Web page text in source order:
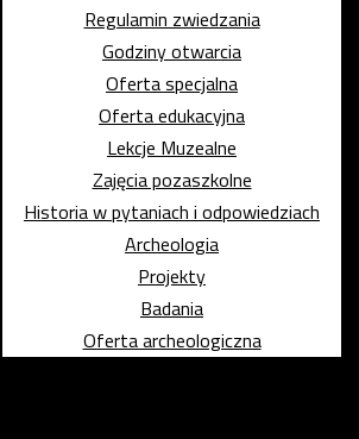
Regulamin zwiedzania
Godziny otwarcia
Oferta specjalna
Oferta edukacyjna
Lekcje Muzealne
Zajęcia pozaszkolne
Historia w pytaniach i odpowiedziach
Archeologia
Projekty
Badania
Oferta archeologiczna